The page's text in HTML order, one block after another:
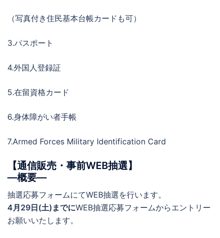
（写真付き住民基本台帳カードも可）
3.パスポート
4.外国人登録証
5.在留資格カード
6.身体障がい者手帳
7.Armed Forces Military Identification Card
【通信販売・事前WEB抽選】
―概要―
抽選応募フォームにてWEB抽選を行います。
4月29日(土)までにWEB抽選応募フォームからエントリー
お願いいたします。